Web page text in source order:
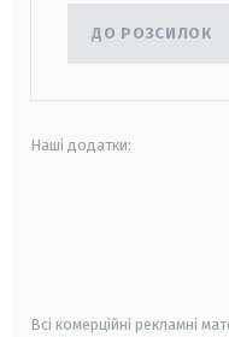
ДО РОЗСИЛОК
Наші додатки:
Всі комерційні рекламні